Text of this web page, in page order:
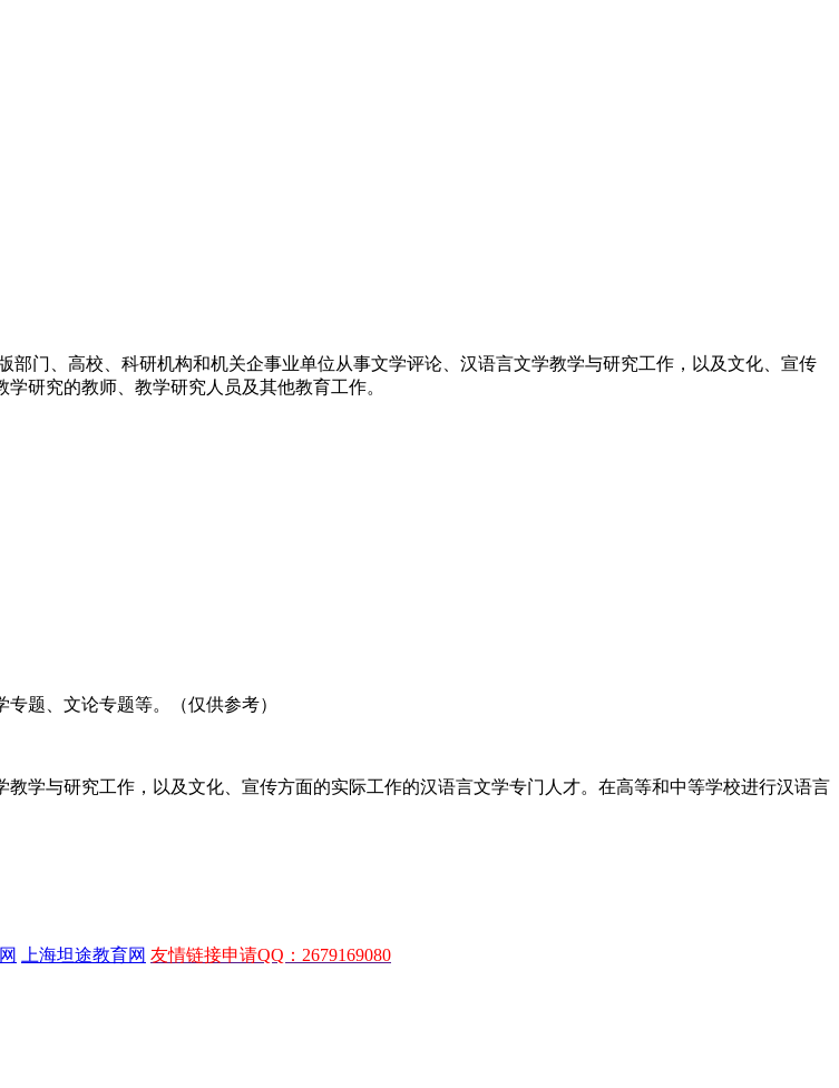
门、高校、科研机构和机关企事业单位从事文学评论、汉语言文学教学与研究工作，以及文化、宣传
研究的教师、教学研究人员及其他教育工作。
题、文论专题等。（仅供参考）
学与研究工作，以及文化、宣传方面的实际工作的汉语言文学专门人才。在高等和中等学校进行汉语言
上海坦途教育网 友情链接申请QQ：2679169080